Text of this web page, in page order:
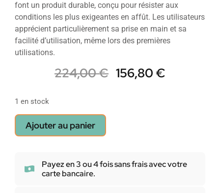
font un produit durable, conçu pour résister aux
conditions les plus exigeantes en affût. Les utilisateurs
apprécient particulièrement sa prise en main et sa
facilité d’utilisation, même lors des premières
utilisations.
224,00€ 156,80€
1 en stock
Ajouter au panier
Payez en 3 ou 4 fois sans frais avec votre
carte bancaire.